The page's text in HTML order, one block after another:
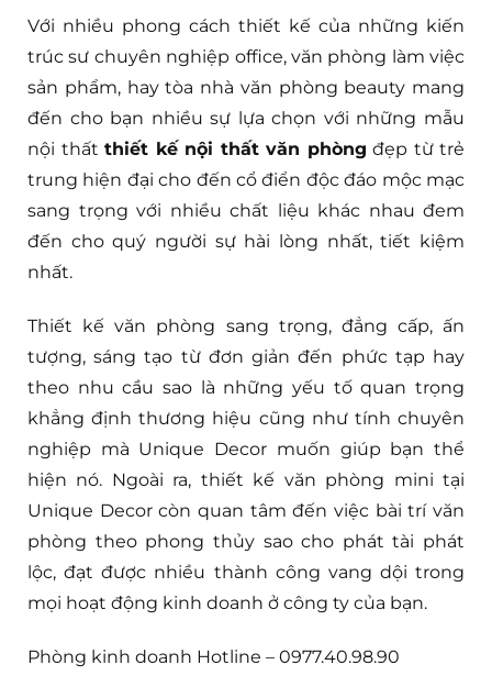
Với nhiều phong cách thiết kế của những kiến
trúc sư chuyên nghiệp office, văn phòng làm việc
sản phẩm, hay tòa nhà văn phòng beauty mang
đến cho bạn nhiều sự lựa chọn với những mẫu
nội thất thiết kế nội thất văn phòng đẹp từ trẻ
trung hiện đại cho đến cổ điển độc đáo mộc mạc
sang trọng với nhiều chất liệu khác nhau đem
đến cho quý người sự hài lòng nhất, tiết kiệm
nhất.
Thiết kế văn phòng sang trọng, đẳng cấp, ấn
tượng, sáng tạo từ đơn giản đến phức tạp hay
theo nhu cầu sao là những yếu tố quan trọng
khẳng định thương hiệu cũng như tính chuyên
nghiệp mà Unique Decor muốn giúp bạn thể
hiện nó. Ngoài ra, thiết kế văn phòng mini tại
Unique Decor còn quan tâm đến việc bài trí văn
phòng theo phong thủy sao cho phát tài phát
lộc, đạt được nhiều thành công vang dội trong
mọi hoạt động kinh doanh ở công ty của bạn.
Phòng kinh doanh Hotline – 0977.40.98.90